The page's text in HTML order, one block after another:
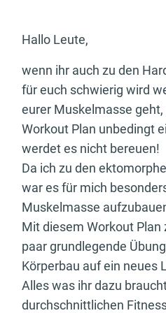
Hallo Leute,
wenn ihr auch zu den
für euch schwierig wird
eurer Muskelmasse
Workout Plan unbedingt
werdet es nicht bereuen!
Da ich zu den
war es für mich
Muskelmasse
Mit diesem Workout Plan
paar grundlegende
Körperbau auf ein neues
Alles was ihr dazu
durchschnittlichen